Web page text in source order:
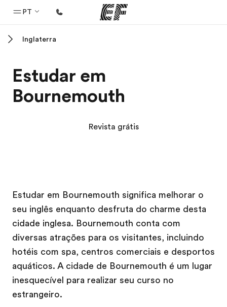
PT
Programas
Saiba tudo que oferecemos
Carreiras
Junte-se a nós
Inglaterra
Estudar em
Bournemouth
Revista grátis
Estudar em Bournemouth significa melhorar o
seu inglês enquanto desfruta do charme desta
cidade inglesa. Bournemouth conta com
diversas atrações para os visitantes, incluindo
hotéis com spa, centros comerciais e desportos
aquáticos. A cidade de Bournemouth é um lugar
inesquecível para realizar seu curso no
estrangeiro.